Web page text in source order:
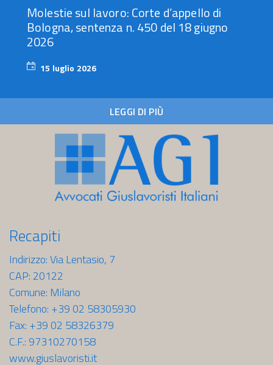
Molestie sul lavoro: Corte d’appello di
Bologna, sentenza n. 450 del 18 giugno
2026
15 luglio 2026
LEGGI DI PIÙ
Recapiti
Indirizzo: Via Lentasio, 7
CAP: 20122
Comune: Milano
Telefono: +39 02 58305930
Fax: +39 02 58326379
C.F.: 97310270158
www.giuslavoristi.it